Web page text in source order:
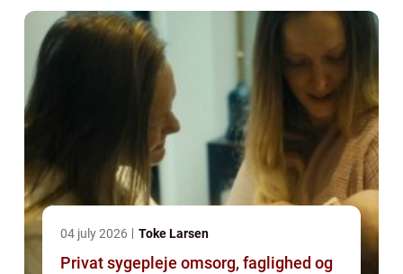
04 july 2026 Toke Larsen
Privat sygepleje omsorg, faglighed og